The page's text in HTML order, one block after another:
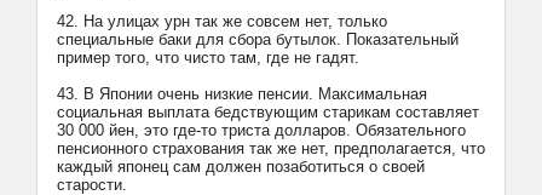
42. На улицах урн так же совсем нет, только
специальные баки для сбора бутылок. Показательный
пример того, что чисто там, где не гадят.
43. В Японии очень низкие пенсии. Максимальная
социальная выплата бедствующим старикам составляет
30 000 йен, это где-то триста долларов. Обязательного
пенсионного страхования так же нет, предполагается, что
каждый японец сам должен позаботиться о своей
старости.